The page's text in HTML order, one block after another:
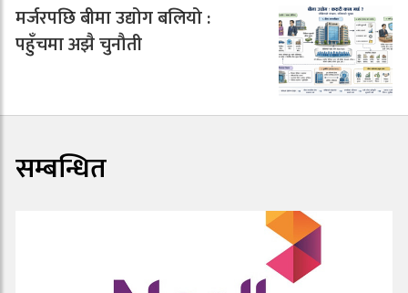
मर्जरपछि बीमा उद्योग बलियो :
पहुँचमा अझै चुनौती
सम्बन्धित